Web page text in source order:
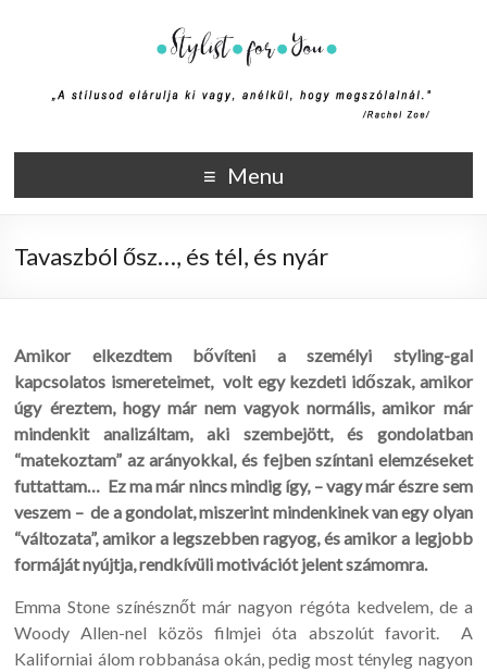
Stylist4U
A stílus az egyik módja annak, hogy elmondd ki vagy, anélkül,
hogy megszólalnál. (Rachel Zoe)
Menu
Tavaszból ősz…, és tél, és nyár
Amikor elkezdtem bővíteni a személyi styling-gal
kapcsolatos ismereteimet, volt egy kezdeti időszak, amikor
úgy éreztem, hogy már nem vagyok normális, amikor már
mindenkit analizáltam, aki szembejött, és gondolatban
“matekoztam” az arányokkal, és fejben színtani elemzéseket
futtattam… Ez ma már nincs mindig így, – vagy már észre sem
veszem – de a gondolat, miszerint mindenkinek van egy olyan
“változata”, amikor a legszebben ragyog, és amikor a legjobb
formáját nyújtja, rendkívüli motivációt jelent számomra.
Emma Stone színésznőt már nagyon régóta kedvelem, de a
Woody Allen-nel közös filmjei óta abszolút favorit. A
Kaliforniai álom robbanása okán, pedig most tényleg nagyon